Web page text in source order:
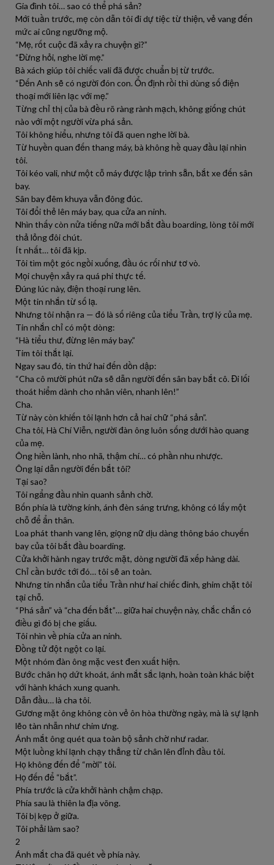
Gia đình tôi… sao có thể phá sản?
Mới tuần trước, mẹ còn dẫn tôi đi dự tiệc từ thiện, vẻ vang đến
mức ai cũng ngưỡng mộ.
“Mẹ, rốt cuộc đã xảy ra chuyện gì?”
“Đừng hỏi, nghe lời mẹ.”
Bà xách giúp tôi chiếc vali đã được chuẩn bị từ trước.
“Đến Anh sẽ có người đón con. Ổn định rồi thì dùng số điện
thoại mới liên lạc với mẹ.”
Từng chỉ thị của bà đều rõ ràng rành mạch, không giống chút
nào với một người vừa phá sản.
Tôi không hiểu, nhưng tôi đã quen nghe lời bà.
Từ huyền quan đến thang máy, bà không hề quay đầu lại nhìn
tôi.
Tôi kéo vali, như một cỗ máy được lập trình sẵn, bắt xe đến sân
bay.
Sân bay đêm khuya vẫn đông đúc.
Tôi đổi thẻ lên máy bay, qua cửa an ninh.
Nhìn thấy còn nửa tiếng nữa mới bắt đầu boarding, lòng tôi mới
thả lỏng đôi chút.
Ít nhất… tôi đã kịp.
Tôi tìm một góc ngồi xuống, đầu óc rối như tơ vò.
Mọi chuyện xảy ra quá phi thực tế.
Đúng lúc này, điện thoại rung lên.
Một tin nhắn từ số lạ.
Nhưng tôi nhận ra — đó là số riêng của tiểu Trần, trợ lý của mẹ.
Tin nhắn chỉ có một dòng:
“Hà tiểu thư, đừng lên máy bay.”
Tim tôi thắt lại.
Ngay sau đó, tin thứ hai đến dồn dập:
“Cha cô mười phút nữa sẽ dẫn người đến sân bay bắt cô. Đi lối
thoát hiểm dành cho nhân viên, nhanh lên!”
Cha.
Từ này còn khiến tôi lạnh hơn cả hai chữ “phá sản”.
Cha tôi, Hà Chí Viễn, người đàn ông luôn sống dưới hào quang
của mẹ.
Ông hiền lành, nho nhã, thậm chí… có phần nhu nhược.
Ông lại dẫn người đến bắt tôi?
Tại sao?
Tôi ngẩng đầu nhìn quanh sảnh chờ.
Bốn phía là tường kính, ánh đèn sáng trưng, không có lấy một
chỗ để ẩn thân.
Loa phát thanh vang lên, giọng nữ dịu dàng thông báo chuyến
bay của tôi bắt đầu boarding.
Cửa khởi hành ngay trước mặt, dòng người đã xếp hàng dài.
Chỉ cần bước tới đó… tôi sẽ an toàn.
Nhưng tin nhắn của tiểu Trần như hai chiếc đinh, ghim chặt tôi
tại chỗ.
“Phá sản” và “cha đến bắt”… giữa hai chuyện này, chắc chắn có
điều gì đó bị che giấu.
Tôi nhìn về phía cửa an ninh.
Đồng tử đột ngột co lại.
Một nhóm đàn ông mặc vest đen xuất hiện.
Bước chân họ dứt khoát, ánh mắt sắc lạnh, hoàn toàn khác biệt
với hành khách xung quanh.
Dẫn đầu… là cha tôi.
Gương mặt ông không còn vẻ ôn hòa thường ngày, mà là sự lạnh
lẽo tàn nhẫn như chim ưng.
Ánh mắt ông quét qua toàn bộ sảnh chờ như radar.
Một luồng khí lạnh chạy thẳng từ chân lên đỉnh đầu tôi.
Họ không đến để “mời” tôi.
Họ đến để “bắt”.
Phía trước là cửa khởi hành chậm chạp.
Phía sau là thiên la địa võng.
Tôi bị kẹp ở giữa.
Tôi phải làm sao?
2
Ánh mắt cha đã quét về phía này.